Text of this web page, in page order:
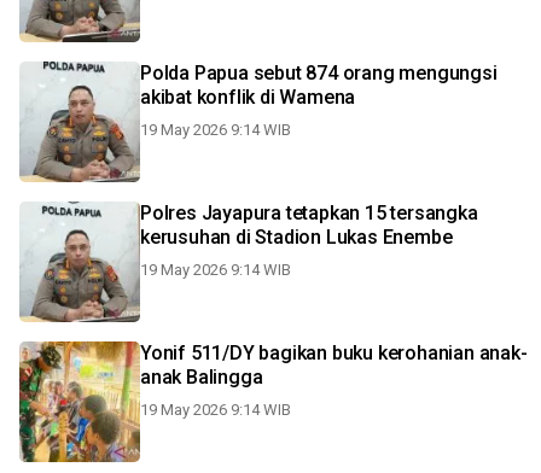
Polda Papua sebut 874 orang mengungsi
akibat konflik di Wamena
19 May 2026 9:14 WIB
Polres Jayapura tetapkan 15 tersangka
kerusuhan di Stadion Lukas Enembe
19 May 2026 9:14 WIB
Yonif 511/DY bagikan buku kerohanian anak-
anak Balingga
19 May 2026 9:14 WIB